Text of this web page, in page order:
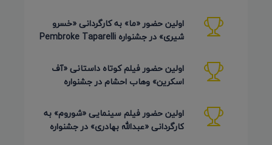
اولین حضور «ما» به کارگردانی «خسرو
شیری» در جشنواره Pembroke Taparelli
اولین حضور فیلم کوتاه داستانی «آف
اسکرین» وهاب احشام در جشنواره
اولین حضور فیلم سینمایی «شوروم» به
کارگردانی «عبدالله بهادری» در جشنواره